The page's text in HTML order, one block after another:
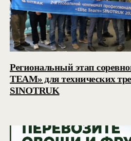
Региональный этап
TEAM» для технических
SINOTRUK